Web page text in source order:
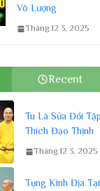
Vô Lượng
Tháng 12 3, 2025
Recent
Tu Là Sửa Đổi
Thích Đạo Thịnh
Tháng 12 3, 2025
Tụng Kinh Địa